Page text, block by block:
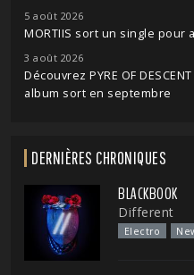
5 août 2026
MORTIIS sort un single
3 août 2026
Découvrez PYRE OF
album sort en septembre
DERNIÈRES CHRONIQUES
BLACKBOOK
Different
Electro